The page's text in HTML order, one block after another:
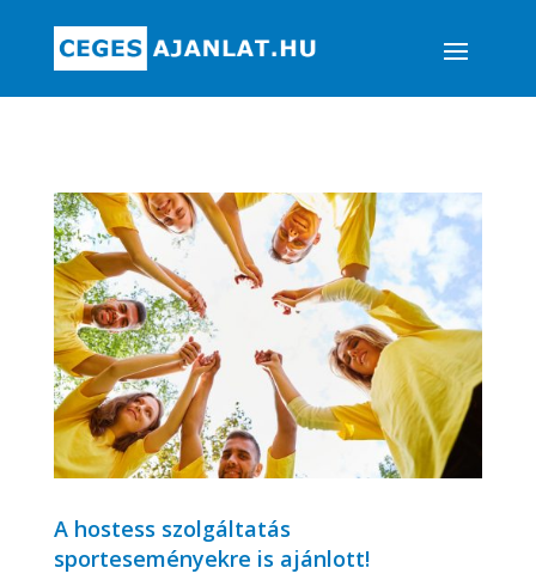
A hostess szolgáltatás
sporteseményekre is ajánlott!